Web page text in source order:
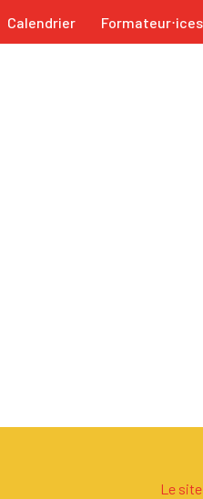
Calendrier Formateur⋅ices
Le